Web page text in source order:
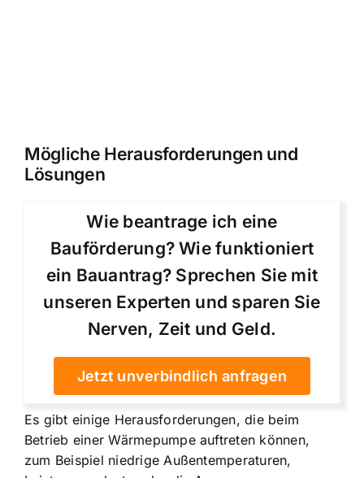
Mögliche Herausforderungen und
Lösungen
Wie beantrage ich eine
Bauförderung? Wie funktioniert
ein Bauantrag? Sprechen Sie mit
unseren Experten und sparen Sie
Nerven, Zeit und Geld.
Jetzt unverbindlich anfragen
Es gibt einige Herausforderungen, die beim
Betrieb einer Wärmepumpe auftreten können,
zum Beispiel niedrige Außentemperaturen,